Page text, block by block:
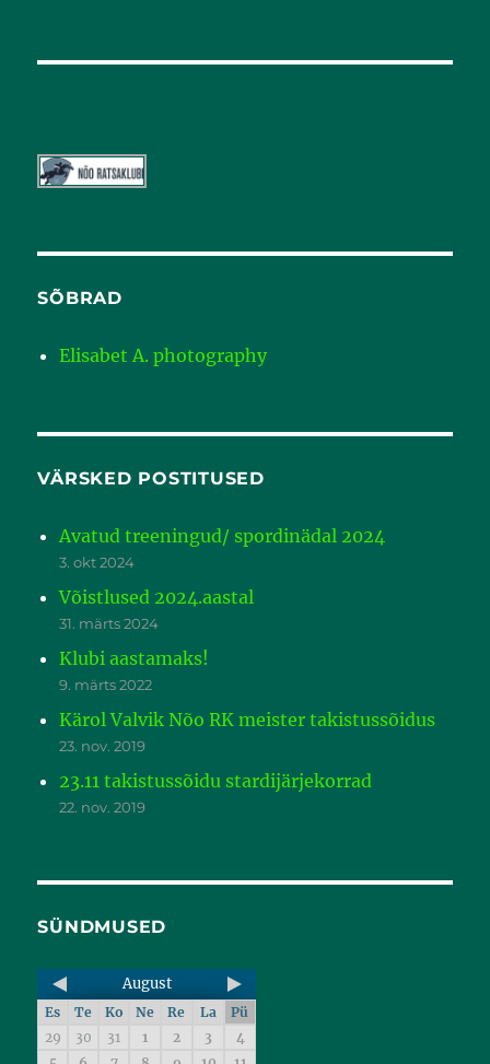
SÕBRAD
Elisabet A. photography
VÄRSKED POSTITUSED
Avatud treeningud/ spordinädal 2024
3. okt 2024
Võistlused 2024.aastal
31. märts 2024
Klubi aastamaks!
9. märts 2022
Kärol Valvik Nõo RK meister takistussõidus
23. nov. 2019
23.11 takistussõidu stardijärjekorrad
22. nov. 2019
SÜNDMUSED
August
Es Te Ko Ne Re La
Pü
29
30 31 1 2 3
4